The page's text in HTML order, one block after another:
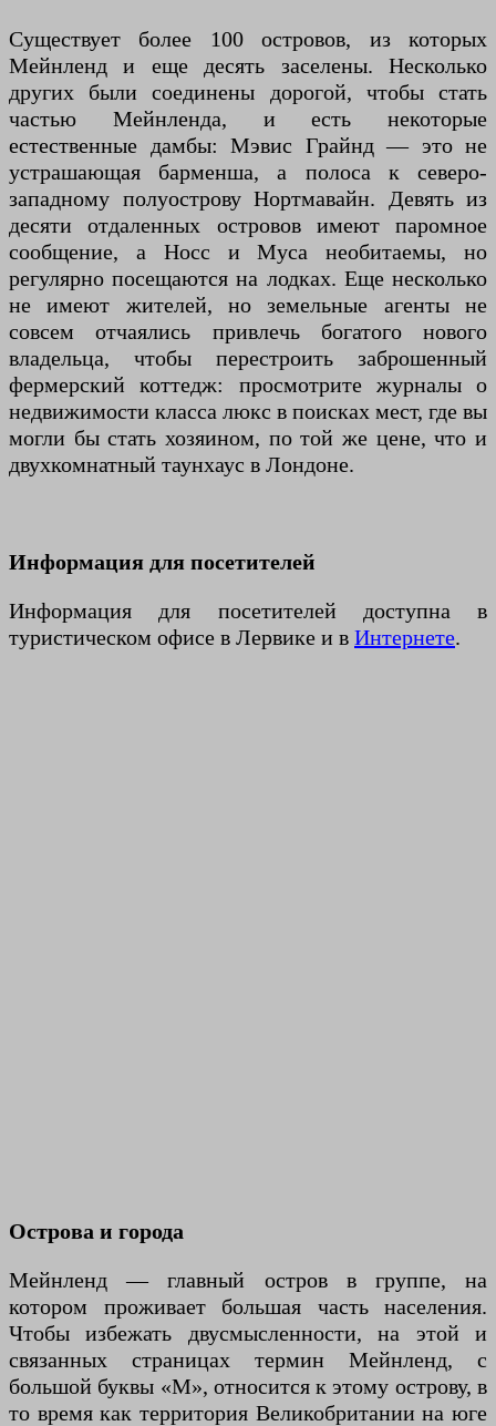
Существует более 100 островов, из которых
Мейнленд и еще десять заселены. Несколько
других были соединены дорогой, чтобы стать
частью Мейнленда, и есть некоторые
естественные дамбы: Мэвис Грайнд — это не
устрашающая барменша, а полоса к северо-
западному полуострову Нортмавайн. Девять из
десяти отдаленных островов имеют паромное
сообщение, а Носс и Муса необитаемы, но
регулярно посещаются на лодках. Еще несколько
не имеют жителей, но земельные агенты не
совсем отчаялись привлечь богатого нового
владельца, чтобы перестроить заброшенный
фермерский коттедж: просмотрите журналы о
недвижимости класса люкс в поисках мест, где вы
могли бы стать хозяином, по той же цене, что и
двухкомнатный таунхаус в Лондоне.
Информация для посетителей
Информация для посетителей доступна в
туристическом офисе в Лервике и в Интернете.
Острова и города
Мейнленд — главный остров в группе, на
котором проживает большая часть населения.
Чтобы избежать двусмысленности, на этой и
связанных страницах термин Мейнленд, с
большой буквы «М», относится к этому острову, в
то время как территория Великобритании на юге